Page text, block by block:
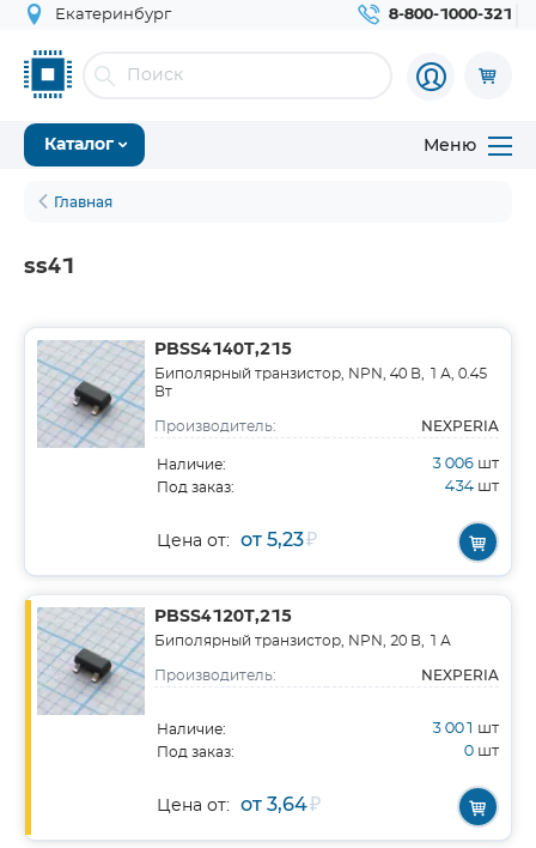
Екатеринбург 8-800-1000-321
Каталог Меню
Главная
ss41
PBSS4140T,215
Биполярный транзистор, NPN, 40 В, 1 А, 0.45
Вт
Производитель: NEXPERIA
Наличие: 3 006 шт
Под заказ: 434 шт
Цена от: от 5,23₽
PBSS4120T,215
Биполярный транзистор, NPN, 20 В, 1 А
Производитель: NEXPERIA
Наличие: 3 001 шт
Под заказ: 0 шт
Цена от: от 3,64₽